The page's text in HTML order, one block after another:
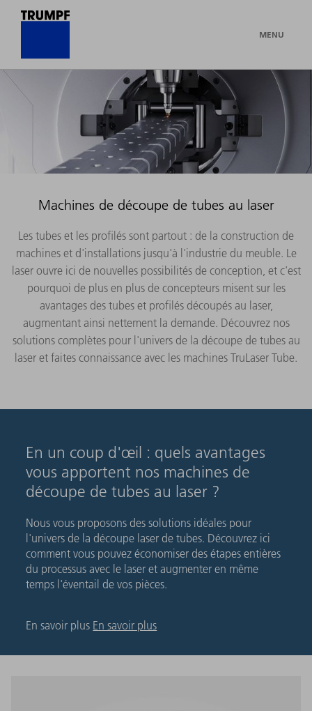
MENU
Machines de découpe de tubes au laser
Les tubes et les profilés sont partout : de la construction de
machines et d'installations jusqu'à l'industrie du meuble. Le
laser ouvre ici de nouvelles possibilités de conception, et c'est
pourquoi de plus en plus de concepteurs misent sur les
avantages des tubes et profilés découpés au laser,
augmentant ainsi nettement la demande. Découvrez nos
solutions complètes pour l'univers de la découpe de tubes au
laser et faites connaissance avec les machines TruLaser Tube.
En un coup d'œil : quels avantages
vous apportent nos machines de
découpe de tubes au laser ?
Nous vous proposons des solutions idéales pour
l'univers de la découpe laser de tubes. Découvrez ici
comment vous pouvez économiser des étapes entières
du processus avec le laser et augmenter en même
temps l'éventail de vos pièces.
En savoir plus En savoir plus